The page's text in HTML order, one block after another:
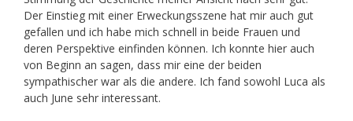
Der Einstieg mit einer Erweckungsszene hat mir auch gut
gefallen und ich habe mich schnell in beide Frauen und
deren Perspektive einfinden können. Ich konnte hier auch
von Beginn an sagen, dass mir eine der beiden
sympathischer war als die andere. Ich fand sowohl Luca als
auch June sehr interessant.